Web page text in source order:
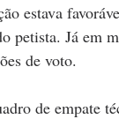
estava
petista. Já em
de voto.
de empate